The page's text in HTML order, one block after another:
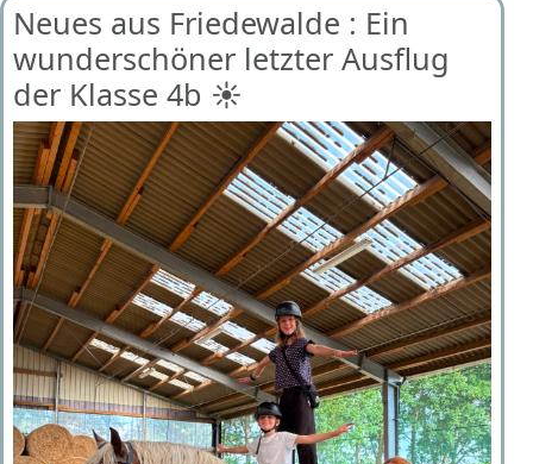
Neues aus Friedewalde : Ein
wunderschöner letzter Ausflug
der Klasse 4b ☀️